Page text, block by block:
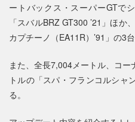
ートバックス・スーパーGTで
「スバルBRZ GT300 ’21」ほか
カプチーノ（EA11R）’91」の3
また、全長7,004メートル、コ
トルの「スパ・フランコルシャ
る。